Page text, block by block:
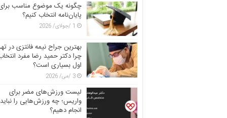
چگونه یک موضوع مناسب
پایان‌نامه انتخاب کنیم؟
1 /جولای/ 2026
بهترین جراح نیمه فانتزی در
چرا دکتر حمید رضا مفرد
اول بسیاری است؟
3 /می/ 2026
لیست ورزش‌های مضر برای
واریس؛ چه ورزش‌هایی را نباید
انجام دهیم؟